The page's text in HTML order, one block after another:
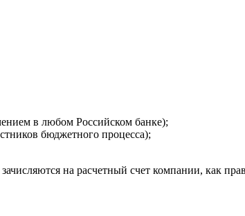
в любом Российском банке);
бюджетного процесса);
на расчетный счет компании, как